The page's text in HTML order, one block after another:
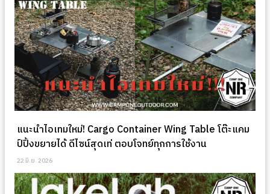
แนะนำไอเทมใหม่! Cargo Container Wing Table โต๊ะแคม
ป์ปิ้งขยายได้ ดีไซน์สุดเท่ ตอบโจทย์ทุกการใช้งาน
22 มิ.ย. 2026